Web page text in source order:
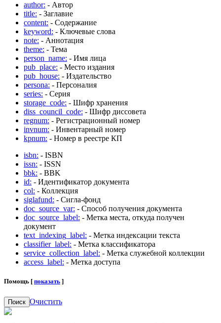
author: - Автор
title: - Заглавие
content: - Содержание
keyword: - Ключевые слова
note: - Аннотация
theme: - Тема
person_name: - Имя лица
pub_place: - Место издания
pub_house: - Издательство
persona: - Персоналия
series: - Серия
storage_code: - Шифр хранения
diss_council_code: - Шифр диссовета
regnum: - Регистрационный номер
invnum: - Инвентарный номер
kpnum: - Номер в реестре КП
isbn: - ISBN
issn: - ISSN
bbk: - BBK
id: - Идентификатор документа
col: - Коллекция
siglafund: - Сигла-фонд
doc_source_var: - Способ получения документа
doc_source_label: - Метка места, откуда получен
документ
text_indexing_label: - Метка индексации текста
classifier_label: - Метка классификатора
service_collection_label: - Метка служебной коллекции
access_label: - Метка доступа
Помощь [ показать ]
Поиск Очистить